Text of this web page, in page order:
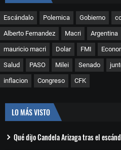
Escándalo Polemica Gobierno
Alberto Fernandez Macri Argentina
mauricio macri Dolar FMI
Salud PASO Milei Senado
inflacion Congreso CFK
LO MÁS VISTO
Qué dijo Candela Arizaga tras el